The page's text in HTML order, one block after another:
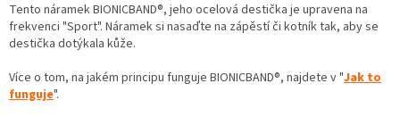
Tento náramek BIONICBAND®, jeho ocelová destička je upravena na
frekvenci "Sport". Náramek si nasaďte na zápěstí či kotník tak, aby se
destička dotýkala kůže.
Více o tom, na jakém principu funguje BIONICBAND®, najdete v "Jak to
funguje".